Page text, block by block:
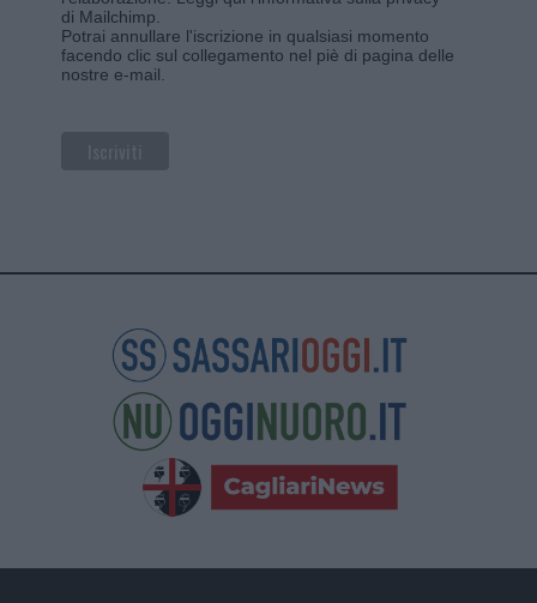
di Mailchimp
Potrai annullare l'iscrizione in qualsiasi momento
facendo clic sul collegamento nel piè di pagina delle
nostre e-mail.